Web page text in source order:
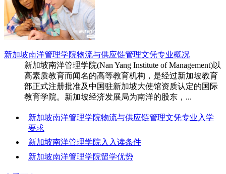
新加坡南洋管理学院物流与供应链管理文凭专业概况
新加坡南洋管理学院(Nan Yang Institute of Management)以
高素质教育而闻名的高等教育机构，是经过新加坡教育
部正式注册批准及中国驻新加坡大使馆资质认定的国际
教育学院。新加坡经济发展局为南洋的股东，...
新加坡南洋管理学院物流与供应链管理文凭专业入学
要求
新加坡南洋管理学院入入读条件
新加坡南洋管理学院留学优势